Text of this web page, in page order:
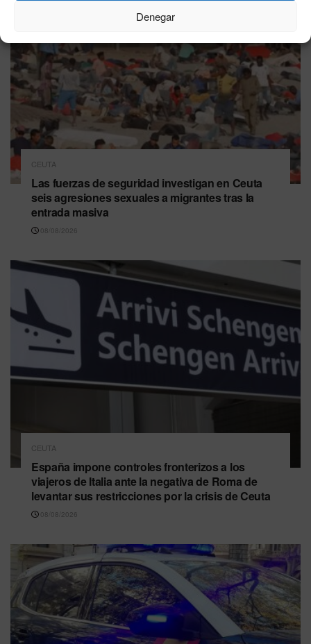
Denegar
CEUTA
Las fuerzas de seguridad investigan en Ceuta
seis agresiones sexuales a migrantes tras la
entrada masiva
08/08/2026
CEUTA
España impone controles fronterizos a los
viajeros de Italia ante la negativa de Roma de
levantar sus restricciones por la crisis de Ceuta
08/08/2026